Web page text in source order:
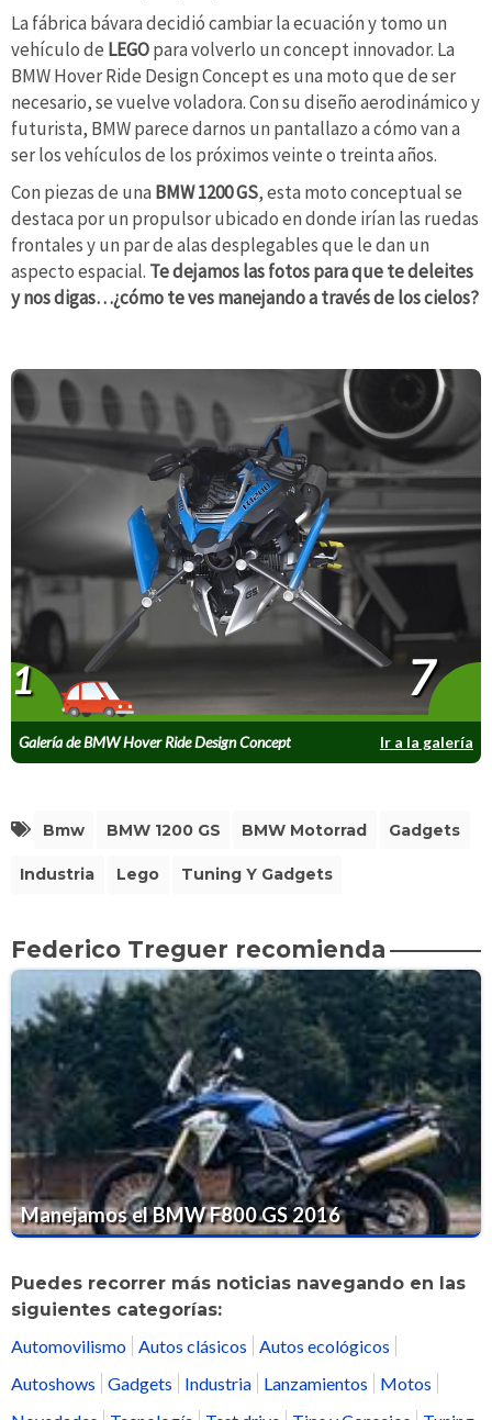
La fábrica bávara decidió cambiar la ecuación y tomo un
vehículo de LEGOpara volverlo un concept innovador. La
BMW Hover Ride Design Concept es una moto que de ser
necesario, se vuelve voladora. Con su diseño aerodinámico y
futurista, BMW parece darnos un pantallazo a cómo van a
ser los vehículos de los próximos veinte o treinta años.
Con piezas de una BMW 1200 GS, esta moto conceptual se
destaca por un propulsor ubicado en donde irían las ruedas
frontales y un par de alas desplegables que le dan un
aspecto espacial. Te dejamos las fotos para que te deleites
y nos digas…¿cómo te ves manejando a través de los cielos?
Galería de BMW Hover Ride Design Concept Ir a la galería
1 7
Bmw BMW 1200 GS BMW Motorrad Gadgets
Industria Lego Tuning Y Gadgets
Federico Treguer recomienda
Manejamos el BMW F800 GS 2016
Puedes recorrer más noticias navegando en las
siguientes categorías:
Automovilismo Autos clásicos
Autos ecológicos
Autoshows
Gadgets Industria Lanzamientos
Motos